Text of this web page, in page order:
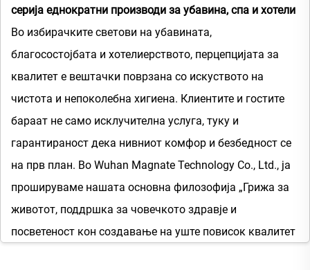
серија еднократни производи за убавина, спа и хотели
Во избирачките светови на убавината,
благосостојбата и хотелиерството, перцепцијата за
квалитет е вештачки поврзана со искуството на
чистота и непоколебна хигиена. Клиентите и гостите
бараат не само исклучителна услуга, туку и
гарантираност дека нивниот комфор и безбедност се
на прв план. Во Wuhan Magnate Technology Co., Ltd., ја
прошируваме нашата основна филозофија „Грижа за
животот, поддршка за човечкото здравје и
посветеност кон создавање на уште повисок квалитет